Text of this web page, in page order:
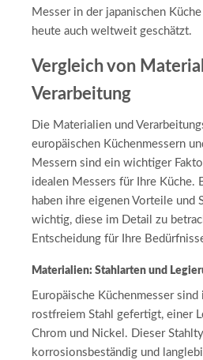
Messer in der japanischen
heute auch weltweit geschätzt.
Vergleich von
Verarbeitung
Die Materialien und
europäischen Küchenmessern
Messern sind ein wichtiger
idealen Messers für Ihre Küche.
haben ihre eigenen Vorteile und
wichtig, diese im Detail zu
Entscheidung für Ihre
Materialien: Stahlarten und
Europäische Küchenmesser sind
rostfreiem Stahl gefertigt, einer
Chrom und Nickel. Dieser
korrosionsbeständig und